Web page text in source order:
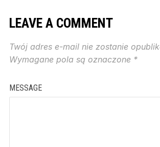
LEAVE A COMMENT
Twój adres e-mail nie zostanie
Wymagane pola są oznaczone *
MESSAGE